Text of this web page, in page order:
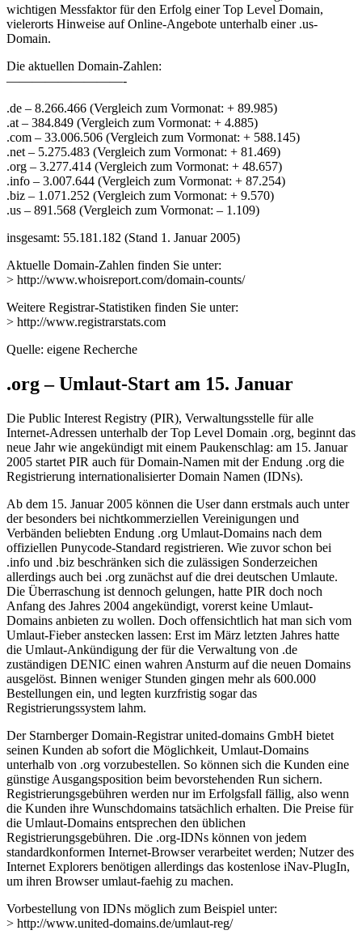
wichtigen Messfaktor für den Erfolg einer Top Level Domain,
vielerorts Hinweise auf Online-Angebote unterhalb einer .us-
Domain.
Die aktuellen Domain-Zahlen:
—————————-
.de – 8.266.466 (Vergleich zum Vormonat: + 89.985)
.at – 384.849 (Vergleich zum Vormonat: + 4.885)
.com – 33.006.506 (Vergleich zum Vormonat: + 588.145)
.net – 5.275.483 (Vergleich zum Vormonat: + 81.469)
.org – 3.277.414 (Vergleich zum Vormonat: + 48.657)
.info – 3.007.644 (Vergleich zum Vormonat: + 87.254)
.biz – 1.071.252 (Vergleich zum Vormonat: + 9.570)
.us – 891.568 (Vergleich zum Vormonat: – 1.109)
insgesamt: 55.181.182 (Stand 1. Januar 2005)
Aktuelle Domain-Zahlen finden Sie unter:
> http://www.whoisreport.com/domain-counts/
Weitere Registrar-Statistiken finden Sie unter:
> http://www.registrarstats.com
Quelle: eigene Recherche
.org – Umlaut-Start am 15. Januar
Die Public Interest Registry (PIR), Verwaltungsstelle für alle
Internet-Adressen unterhalb der Top Level Domain .org, beginnt das
neue Jahr wie angekündigt mit einem Paukenschlag: am 15. Januar
2005 startet PIR auch für Domain-Namen mit der Endung .org die
Registrierung internationalisierter Domain Namen (IDNs).
Ab dem 15. Januar 2005 können die User dann erstmals auch unter
der besonders bei nichtkommerziellen Vereinigungen und
Verbänden beliebten Endung .org Umlaut-Domains nach dem
offiziellen Punycode-Standard registrieren. Wie zuvor schon bei
.info und .biz beschränken sich die zulässigen Sonderzeichen
allerdings auch bei .org zunächst auf die drei deutschen Umlaute.
Die Überraschung ist dennoch gelungen, hatte PIR doch noch
Anfang des Jahres 2004 angekündigt, vorerst keine Umlaut-
Domains anbieten zu wollen. Doch offensichtlich hat man sich vom
Umlaut-Fieber anstecken lassen: Erst im März letzten Jahres hatte
die Umlaut-Ankündigung der für die Verwaltung von .de
zuständigen DENIC einen wahren Ansturm auf die neuen Domains
ausgelöst. Binnen weniger Stunden gingen mehr als 600.000
Bestellungen ein, und legten kurzfristig sogar das
Registrierungssystem lahm.
Der Starnberger Domain-Registrar united-domains GmbH bietet
seinen Kunden ab sofort die Möglichkeit, Umlaut-Domains
unterhalb von .org vorzubestellen. So können sich die Kunden eine
günstige Ausgangsposition beim bevorstehenden Run sichern.
Registrierungsgebühren werden nur im Erfolgsfall fällig, also wenn
die Kunden ihre Wunschdomains tatsächlich erhalten. Die Preise für
die Umlaut-Domains entsprechen den üblichen
Registrierungsgebühren. Die .org-IDNs können von jedem
standardkonformen Internet-Browser verarbeitet werden; Nutzer des
Internet Explorers benötigen allerdings das kostenlose iNav-PlugIn,
um ihren Browser umlaut-faehig zu machen.
Vorbestellung von IDNs möglich zum Beispiel unter:
> http://www.united-domains.de/umlaut-reg/